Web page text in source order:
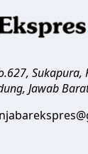
Sukapura,
, Jawab